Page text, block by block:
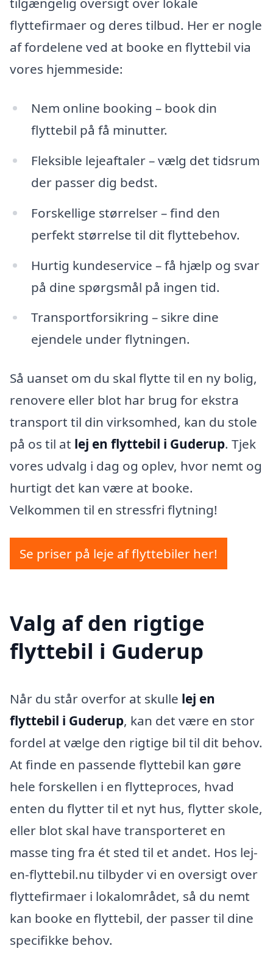
flyttefirmaer og deres tilbud. Her er nogle
af fordelene ved at booke en flyttebil via
vores hjemmeside:
Nem online booking – book din
flyttebil på få minutter.
Fleksible lejeaftaler – vælg det tidsrum
der passer dig bedst.
Forskellige størrelser – find den
perfekt størrelse til dit flyttebehov.
Hurtig kundeservice – få hjælp og svar
på dine spørgsmål på ingen tid.
Transportforsikring – sikre dine
ejendele under flytningen.
Så uanset om du skal flytte til en ny bolig,
renovere eller blot har brug for ekstra
transport til din virksomhed, kan du stole
på os til at lej en flyttebil i Guderup. Tjek
vores udvalg i dag og oplev, hvor nemt og
hurtigt det kan være at booke.
Velkommen til en stressfri flytning!
Se priser på leje af flyttebiler her!
Valg af den rigtige
flyttebil i Guderup
Når du står overfor at skulle lej en
flyttebil i Guderup, kan det være en stor
fordel at vælge den rigtige bil til dit behov.
At finde en passende flyttebil kan gøre
hele forskellen i en flytteproces, hvad
enten du flytter til et nyt hus, flytter skole,
eller blot skal have transporteret en
masse ting fra ét sted til et andet. Hos lej-
en-flyttebil.nu tilbyder vi en oversigt over
flyttefirmaer i lokalområdet, så du nemt
kan booke en flyttebil, der passer til dine
specifikke behov.